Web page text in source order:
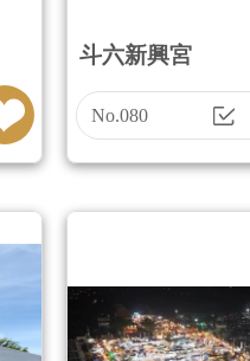
斗六新興宮
No.080